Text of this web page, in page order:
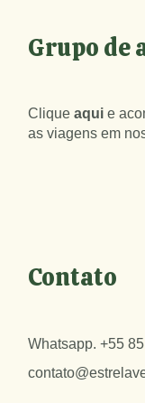
Grupo de
Cliqueaqui e
as viagens em
Contato
Whatsapp.+55